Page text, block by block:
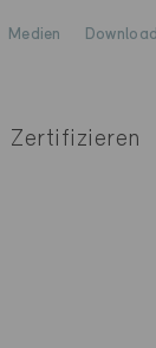
Medien
Zertifizieren